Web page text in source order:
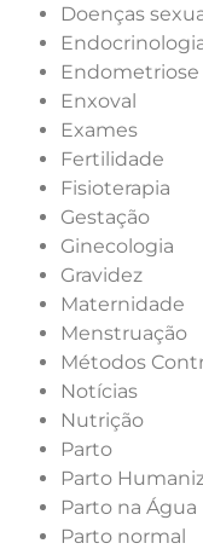
Doenças
Endometriose
Enxoval
Exames
Fertilidade
Fisioterapia
Gestação
Ginecologia
Gravidez
Maternidade
Menstruação
Métodos
Notícias
Nutrição
Parto
Parto
Parto na Água
Parto normal